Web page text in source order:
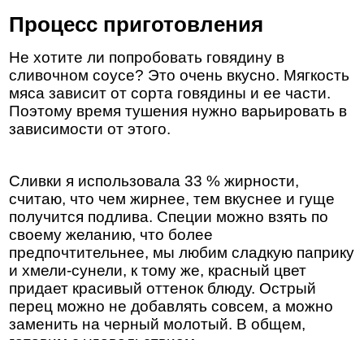
Процесс приготовления
Не хотите ли попробовать говядину в
сливочном соусе? Это очень вкусно. Мягкость
мяса зависит от сорта говядины и ее части.
Поэтому время тушения нужно варьировать в
зависимости от этого.
Сливки я использовала 33 % жирности,
считаю, что чем жирнее, тем вкуснее и гуще
получится подлива. Специи можно взять по
своему желанию, что более
предпочтительнее, мы любим сладкую паприку
и хмели-сунели, к тому же, красный цвет
придает красивый оттенок блюду. Острый
перец можно не добавлять совсем, а можно
заменить на черный молотый. В общем,